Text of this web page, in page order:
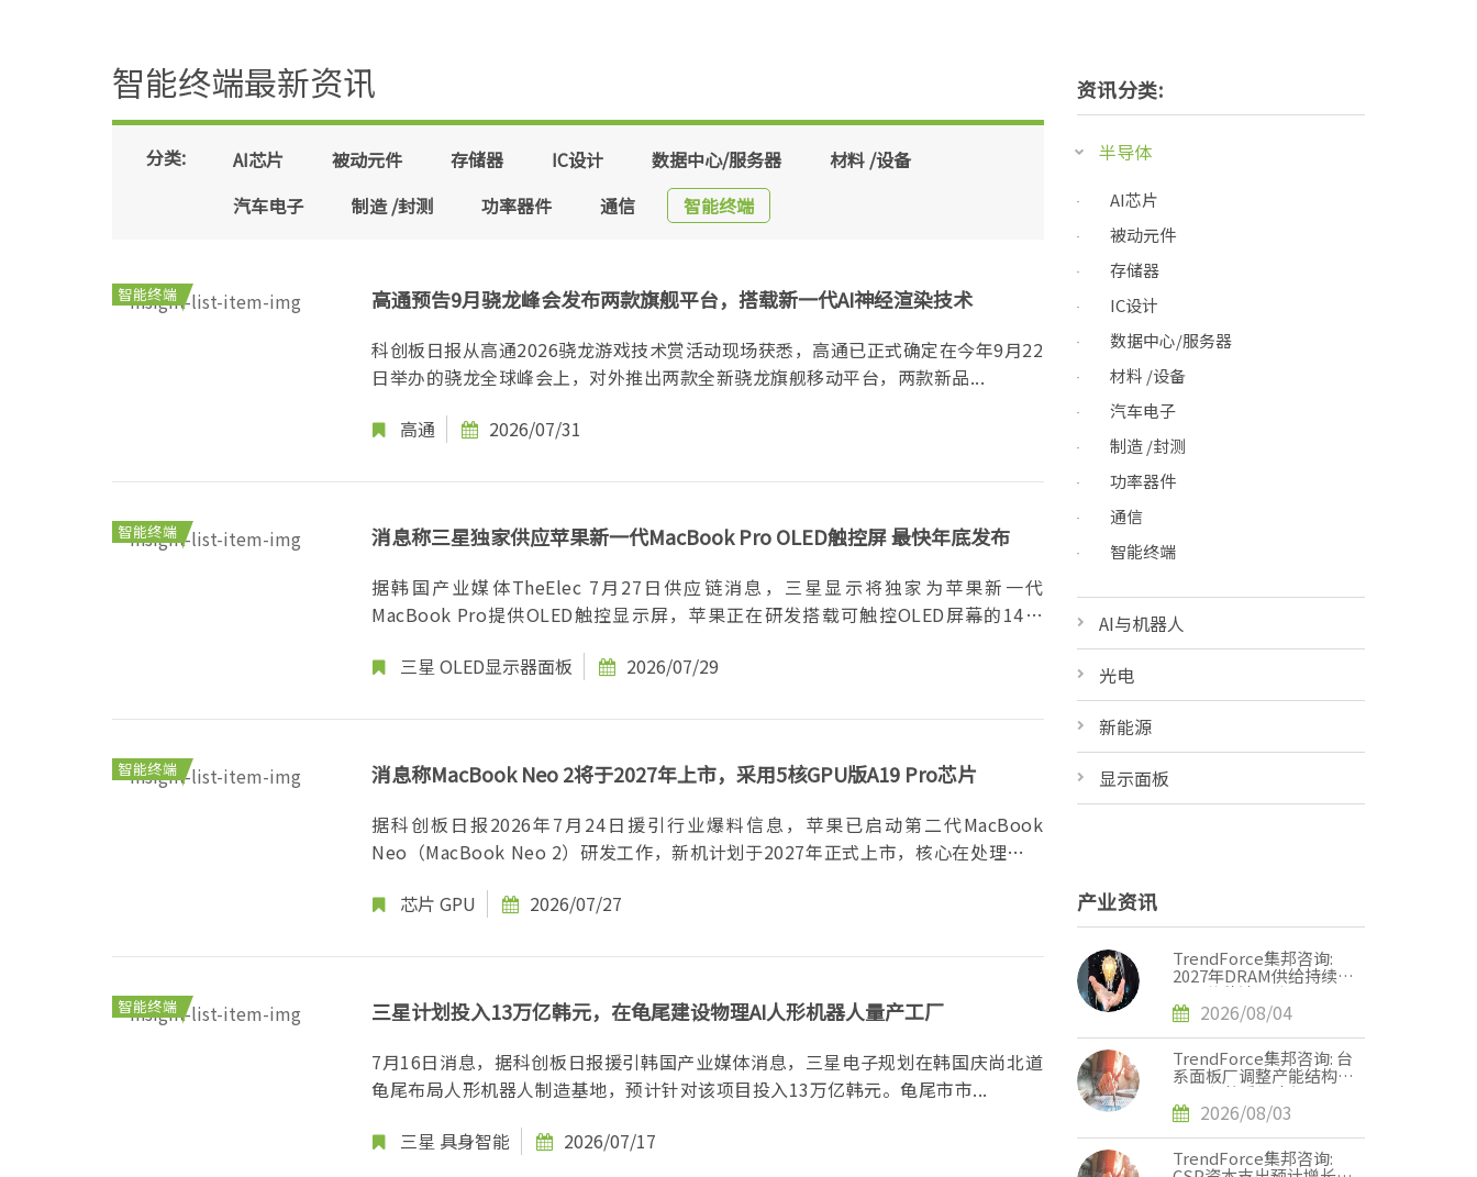
智能终端最新资讯
分类: AI芯片 被动元件 存储器 IC设计 数据中心/服务器
材料 /设备
汽车电子
制造 /封测 功率器件 通信 智能终端
智能终端 高通预告9月骁龙峰会发布两款旗舰平台，搭载新一代AI神经渲染技术
科创板日报从高通2026骁龙游戏技术赏活动现场获悉，高通已正式确定在今年9月22
日举办的骁龙全球峰会上，对外推出两款全新骁龙旗舰移动平台，两款新品...
高通
2026/07/31
智能终端 消息称三星独家供应苹果新一代MacBook Pro OLED触控屏 最快年底发布
据韩国产业媒体TheElec 7月27日供应链消息，三星显示将独家为苹果新一代
MacBook Pro提供OLED触控显示屏，苹果正在研发搭载可触控OLED屏幕的14英
三星 OLED显示器面板 2026/07/29
智能终端 消息称MacBook Neo 2将于2027年上市，采用5核GPU版A19 Pro芯片
据科创板日报2026年7月24日援引行业爆料信息，苹果已启动第二代MacBook
Neo（MacBook Neo 2）研发工作，新机计划于2027年正式上市，核心在处理器规
芯片 GPU 2026/07/27
智能终端 三星计划投入13万亿韩元，在龟尾建设物理AI人形机器人量产工厂
7月16日消息，据科创板日报援引韩国产业媒体消息，三星电子规划在韩国庆尚北道
龟尾布局人形机器人制造基地，预计针对该项目投入13万亿韩元。龟尾市市...
三星 具身智能 2026/07/17
资讯分类:
半导体
AI芯片
被动元件
存储器
IC设计
数据中心/服务器
材料 /设备
汽车电子
制造 /封测
功率器件
通信
智能终端
AI与机器人
光电
新能源
显示面板
产业资讯
TrendForce集邦咨询:
2027年DRAM供给持续紧
张，英伟达评估下调
Rubin Ultra HBM配置
2026/08/04
TrendForce集邦咨询: 台
系面板厂调整产能结构，
2028年将重塑电视、显
示器、笔记本电脑三大面
板供需版图
2026/08/03
TrendForce集邦咨询: